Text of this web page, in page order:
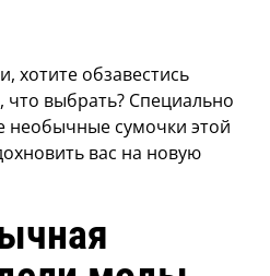
хотите обзавестись
что выбрать? Специально
сумочки этой
вас на новую